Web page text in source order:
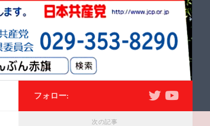
フォロー:
次の記事